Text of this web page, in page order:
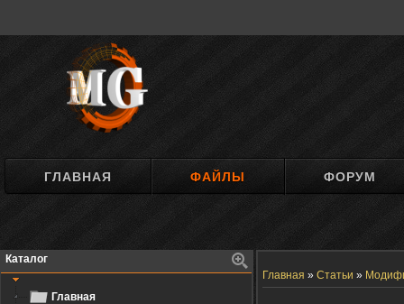
ГЛАВНАЯ ФАЙЛЫ ФОРУМ
Каталог
Главная
Главная » Статьи »